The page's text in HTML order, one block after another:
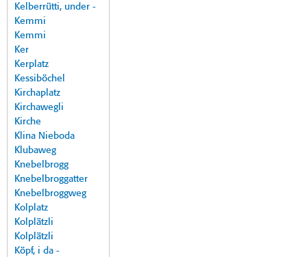
Kelberrütti, under -
Kemmi
Kemmi
Ker
Kerplatz
Kessiböchel
Kirchaplatz
Kirchawegli
Kirche
Klina Nieboda
Klubaweg
Knebelbrogg
Knebelbroggatter
Knebelbroggweg
Kolplatz
Kolplätzli
Kolplätzli
Köpf, i da -